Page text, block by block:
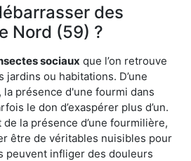
des
Nord (59) ?
sociaux que l’on retrouve
ou habitations. D’une
présence d'une fourmi dans
le don d’exaspérer plus d’un.
la présence d’une fourmilière,
être de véritables nuisibles pour
peuvent infliger des douleurs